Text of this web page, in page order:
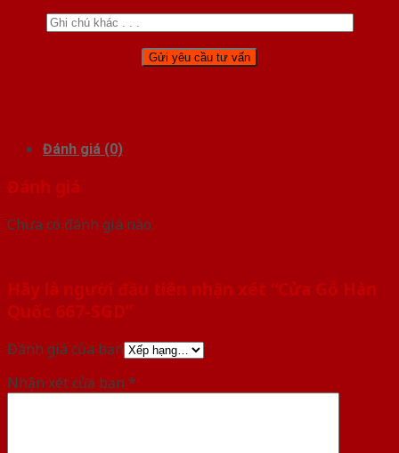
Đánh giá (0)
Đánh giá
Chưa có đánh giá nào.
Hãy là người đầu tiên nhận xét “Cửa Gỗ Hàn
Quốc 667-SGD”
Đánh giá của bạn
Nhận xét của bạn *